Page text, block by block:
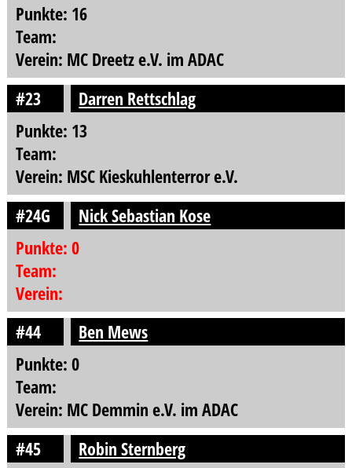
Punkte: 16
Team:
Verein: MC Dreetz e.V. im ADAC
#23
Darren Rettschlag
Punkte: 13
Team:
Verein: MSC Kieskuhlenterror e.V.
#24G
Nick Sebastian Kose
Punkte: 0
Team:
Verein:
#44
Ben Mews
Punkte: 0
Team:
Verein: MC Demmin e.V. im ADAC
#45
Robin Sternberg